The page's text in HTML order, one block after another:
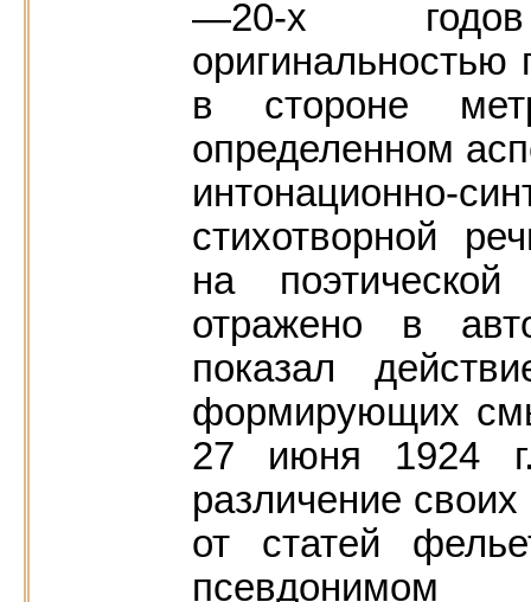
—20-х
оригинальностью
в стороне
определенном
интонационно-
стихотворной
на
отражено в
показал
формирующих
27 июня 1924
различение
от статей
псевдонимом